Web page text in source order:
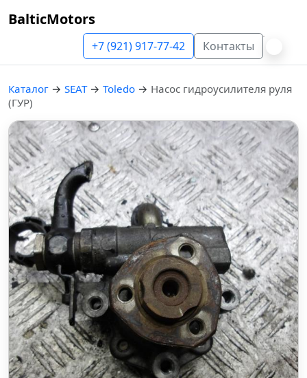
BalticMotors
+7 (921) 917-77-42 Контакты
Каталог → SEAT → Toledo → Насос гидроусилителя руля
(ГУР)